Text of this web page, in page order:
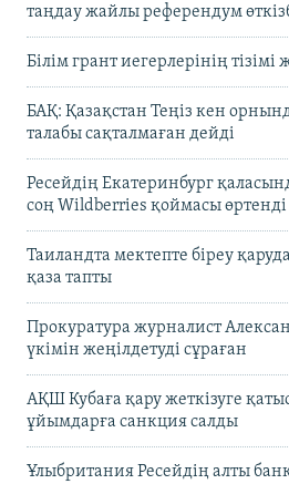
таңдау жайлы референдум
Білім грант иегерлерінің
БАҚ: Қазақстан Теңіз кен
талабы сақталмаған дейді
Ресейдің Екатеринбург
соң Wildberries қоймасы өртенді
Таиландта мектепте біреу
қаза тапты
Прокуратура журналист
үкімін жеңілдетуді сұраған
АҚШ Кубаға қару жеткізуге
ұйымдарға санкция салды
Ұлыбритания Ресейдің алты